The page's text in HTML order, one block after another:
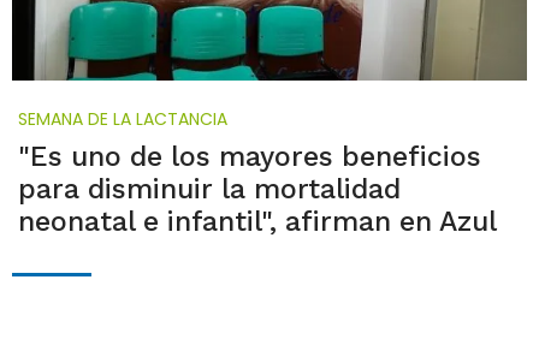
SEMANA DE LA LACTANCIA
"Es uno de los mayores beneficios
para disminuir la mortalidad
neonatal e infantil", afirman en Azul